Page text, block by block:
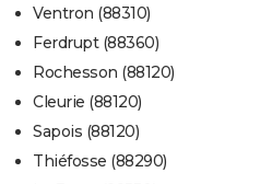
Ventron (88310)
Ferdrupt (88360)
Rochesson (88120)
Cleurie (88120)
Sapois (88120)
Thiéfosse (88290)